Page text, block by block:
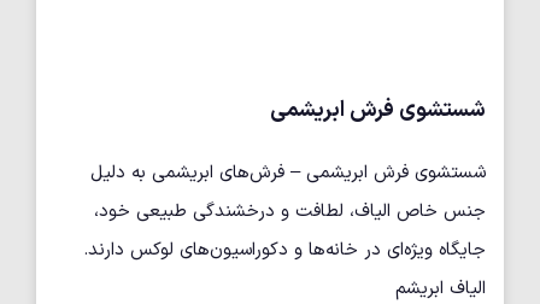
شستشوی فرش ابریشمی
شستشوی فرش ابریشمی – فرش‌های ابریشمی به دلیل
جنس خاص الیاف، لطافت و درخشندگی طبیعی خود،
جایگاه ویژه‌ای در خانه‌ها و دکوراسیون‌های لوکس دارند.
الیاف ابریشم